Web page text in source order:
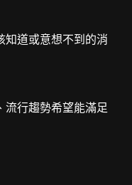
知道或意想不到的消
流行趨勢希望能滿足